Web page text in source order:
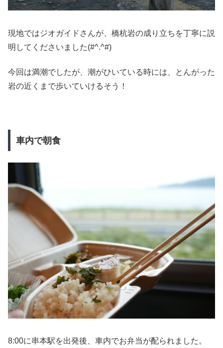
現地ではジオガイドさんが、橋杭岩の成り立ちを丁寧に説
明してくださいました(#^.^#)
今回は満潮でしたが、潮がひいている時には、とんがった
岩の近くまで歩いていけるそう！
車内で朝食
8:00に串本駅を出発後、車内でお弁当が配られました。